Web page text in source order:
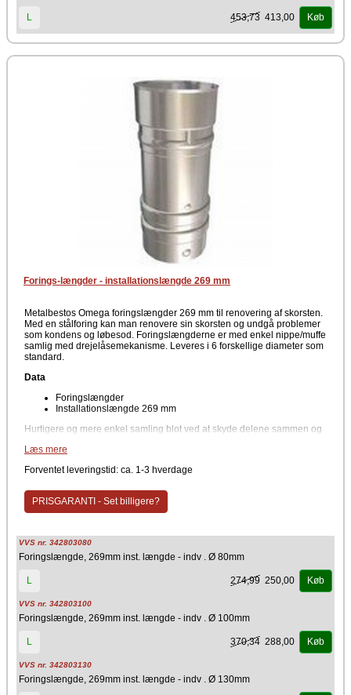
L 453,73 413,00 Køb
Forings-længder - installationslængde 269 mm
Metalbestos Omega foringslængder 269 mm til renovering af skorsten.
Med en stålforing kan man renovere sin skorsten og undgå problemer
som kondens og løbesod. Foringslængderne er med enkel nippe/muffe
samlig med drejelåsemekanisme. Leveres i 6 forskellige diameter som
standard.
Data
Foringslængder
Installationslængde 269 mm
Hurtigere og mere enkel samling blot ved at skyde delene sammen og
netop den totalhøjde man ønsker.
Materiale
Stål
Producent
Læs mere
Forventet leveringstid: ca. 1-3 hverdage
PRISGARANTI - Set billigere?
VVS nr. 342803080
Foringslængde, 269mm inst. længde - indv . Ø 80mm
L 274,99 250,00 Køb
VVS nr. 342803100
Foringslængde, 269mm inst. længde - indv . Ø 100mm
L 370,34 288,00 Køb
VVS nr. 342803130
Foringslængde, 269mm inst. længde - indv . Ø 130mm